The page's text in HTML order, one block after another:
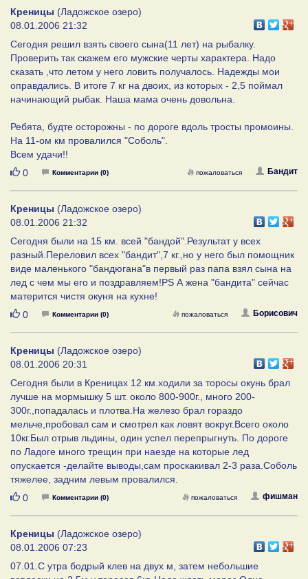
Креницы (Ладожское озеро)
08.01.2006 21:32
Сегодня решил взять своего сына(11 лет) на рыбалку.
Проверить так скажем его мужские черты характера. Надо
сказать ,что летом у него ловить получалось. Надежды мои
оправдались. В итоге 7 кг на двоих, из которых - 2,5 поймал
начинающий рыбак. Наша мама очень довольна.
Ребята, будте осторожны - по дороге вдоль тросты промоины.
На 11-ом км провалился "Соболь".
Всем удачи!!
Нравится
0 Комментарии (0) Бандит
пожаловаться
Креницы (Ладожское озеро)
08.01.2006 21:32
Сегодня были на 15 км. всей "бандой".Результат у всех
разный.Переловил всех "бандит",7 кг.,но у него был помощник
виде маленького "бандюгана"в первый раз папа взял сына на
лед c чем мы его и поздравляем!PS А жена "бандита" сейчас
матерится чистя окуня на кухне!
Нравится
0 Комментарии (0) Борисович
пожаловаться
Креницы (Ладожское озеро)
08.01.2006 20:31
Сегодня были в Креницах 12 км.ходили за торосы окунь брал
лучше на мормышку 5 шт. около 800-900г., много 200-
300г.,попадалась и плотва.На железо брал гораздо
мельче,пробовал сам и смотрел как ловят вокруг.Всего около
10кг.Был отрыв льдины, один успел перепрыгнуть. По дороге
по Ладоге много трещин при наезде на которые лед
опускается -делайте выводы,сам проскакивал 2-3 раза.Соболь
тяжелее, задним левым провалился.
Нравится
0 Комментарии (0) фишман
пожаловаться
Креницы (Ладожское озеро)
08.01.2006 07:23
07.01.С утра бодрый клев на двух м, затем небольшие